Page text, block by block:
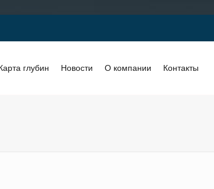
глубин Новости О компании Контакты